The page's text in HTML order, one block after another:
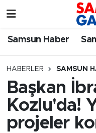
Samsun Haber
HABERLER SAMSUN
Başkan
Kozlu'da!
projeler
Samsun Haber
Samsun
Resmi İlanlar
Samsun
SAMSUN
Samsun Trafik